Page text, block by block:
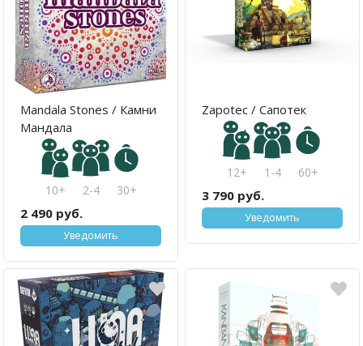
Mandala Stones / Камни
Мандала
10+ 2-4 30+
2 490 руб.
Уведомить
Zapotec / Сапотек
12+ 1-4 60+
3 790 руб.
Уведомить